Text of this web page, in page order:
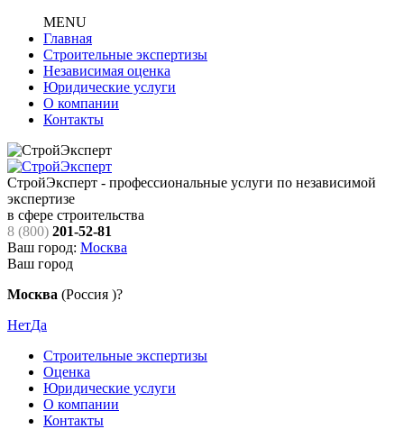
MENU
Главная
Строительные экспертизы
Независимая оценка
Юридические услуги
О компании
Контакты
СтройЭксперт - профессиональные услуги по независимой
экспертизе
в сфере строительства
8 (800) 201-52-81
Ваш город: Москва
Ваш город
Москва (Россия )?
НетДа
Строительные экспертизы
Оценка
Юридические услуги
О компании
Контакты